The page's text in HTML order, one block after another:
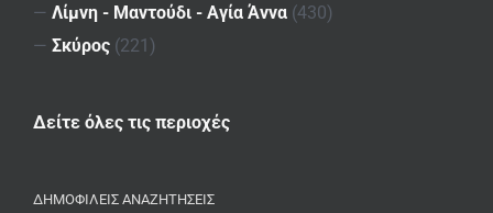
— Λίμνη - Μαντούδι - Αγία Άννα (430)
— Σκύρος (221)
Δείτε όλες τις περιοχές
ΔΗΜΟΦΙΛΕΙΣ ΑΝΑΖΗΤΗΣΕΙΣ